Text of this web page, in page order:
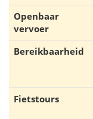
Openbaar
vervoer
Bereikbaarheid
Fietstours